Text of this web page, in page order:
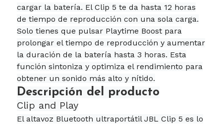
cargar la batería. El Clip 5 te da hasta 12 horas
de tiempo de reproducción con una sola carga.
Solo tienes que pulsar Playtime Boost para
prolongar el tiempo de reproducción y aumentar
la duración de la batería hasta 3 horas. Esta
función sintoniza y optimiza el rendimiento para
obtener un sonido más alto y nítido.
Descripción del producto
Clip and Play
El altavoz Bluetooth ultraportátil JBL Clip 5 es lo